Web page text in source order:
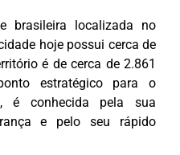
brasileira localizada no
hoje possui cerca de
é de cerca de 2.861
estratégico para o
é conhecida pela sua
e pelo seu rápido